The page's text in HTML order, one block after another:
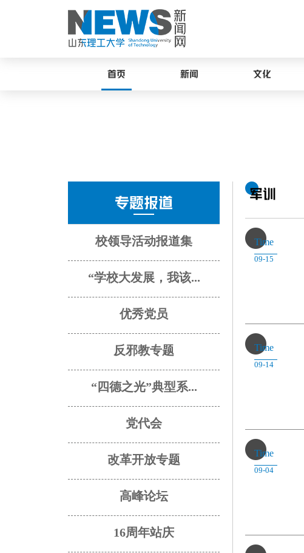
首页 新闻 文化
专题报道
校领导活动报道集
“学校大发展，我该...
优秀党员
反邪教专题
“四德之光”典型系...
党代会
改革开放专题
高峰论坛
16周年站庆
军训
Time
09-15
Time
09-14
Time
09-04